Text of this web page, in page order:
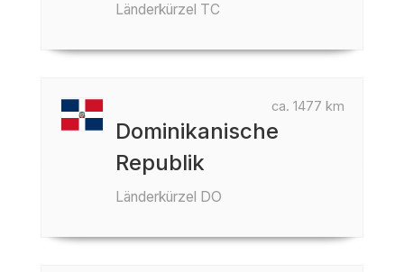
Länderkürzel TC
ca. 1477 km
Dominikanische
Republik
Länderkürzel DO